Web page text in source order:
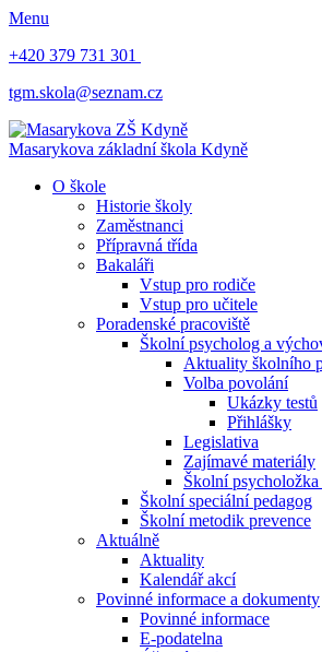
Menu
+420 379 731 301
tgm.skola@seznam.cz
Masarykova základní škola Kdyně
O škole
Historie školy
Zaměstnanci
Přípravná třída
Bakaláři
Vstup pro rodiče
Vstup pro učitele
Poradenské pracoviště
Školní psycholog a
Aktuality školního
Volba povolání
Ukázky testů
Přihlášky
Legislativa
Zajímavé materiály
Školní
Školní speciální pedagog
Školní metodik prevence
Aktuálně
Aktuality
Kalendář akcí
Povinné informace a dokumenty
Povinné informace
E-podatelna